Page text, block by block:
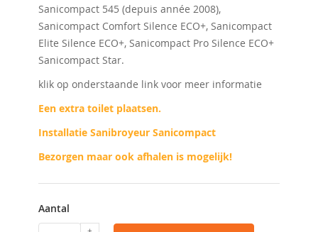
Sanicompact 545 (depuis année 2008),
Sanicompact Comfort Silence ECO+, Sanicompact
Elite Silence ECO+, Sanicompact Pro Silence ECO+
Sanicompact Star.
klik op onderstaande link voor meer informatie
Een extra toilet plaatsen.
Installatie Sanibroyeur Sanicompact
Bezorgen maar ook afhalen is mogelijk!
Aantal